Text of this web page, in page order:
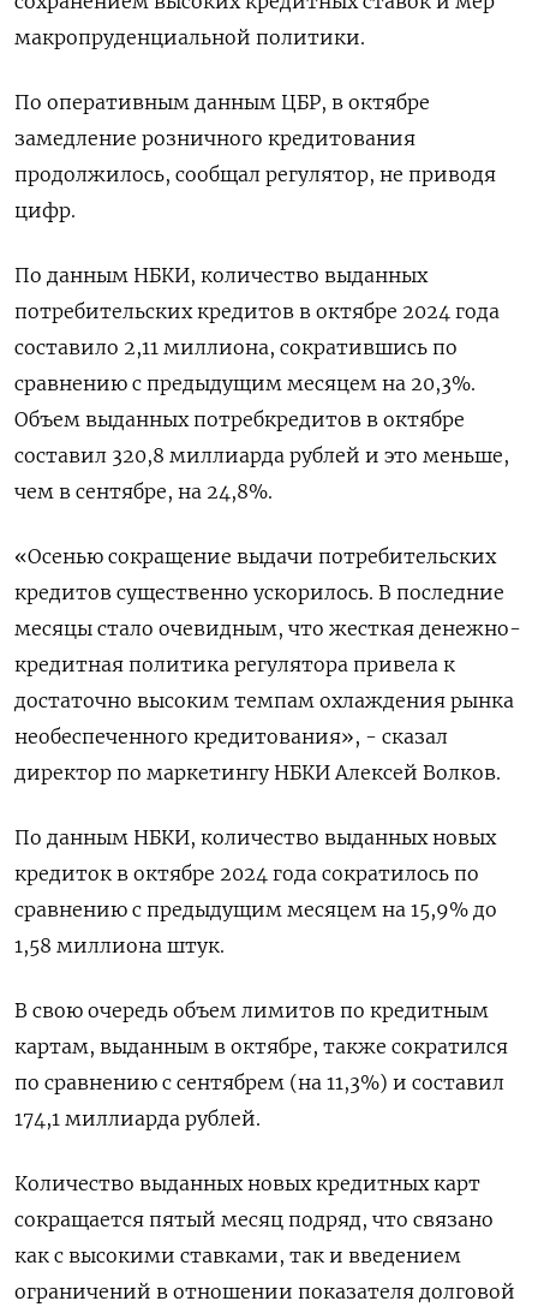
макропруденциальной политики.
По оперативным данным ЦБР, в октябре
замедление розничного кредитования
продолжилось, сообщал регулятор, не приводя
цифр.
По данным НБКИ, количество выданных
потребительских кредитов в октябре 2024 года
составило 2,11 миллиона, сократившись по
сравнению с предыдущим месяцем на 20,3%.
Объем выданных потребкредитов в октябре
составил 320,8 миллиарда рублей и это меньше,
чем в сентябре, на 24,8%.
«Осенью сокращение выдачи потребительских
кредитов существенно ускорилось. В последние
месяцы стало очевидным, что жесткая денежно-
кредитная политика регулятора привела к
достаточно высоким темпам охлаждения рынка
необеспеченного кредитования», - сказал
директор по маркетингу НБКИ Алексей Волков.
По данным НБКИ, количество выданных новых
кредиток в октябре 2024 года сократилось по
сравнению с предыдущим месяцем на 15,9% до
1,58 миллиона штук.
В свою очередь объем лимитов по кредитным
картам, выданным в октябре, также сократился
по сравнению с сентябрем (на 11,3%) и составил
174,1 миллиарда рублей.
Количество выданных новых кредитных карт
сокращается пятый месяц подряд, что связано
как с высокими ставками, так и введением
ограничений в отношении показателя долговой